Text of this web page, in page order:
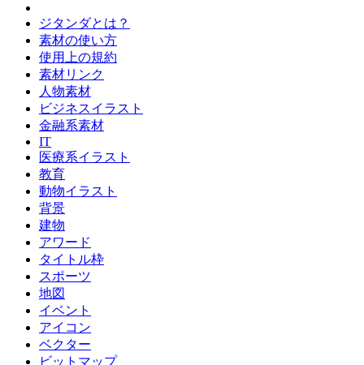
ジタンダとは？
素材の使い方
使用上の規約
素材リンク
人物素材
ビジネスイラスト
金融系素材
IT
医療系イラスト
教育
動物イラスト
背景
建物
アワード
タイトル枠
スポーツ
地図
イベント
アイコン
ベクター
ビットマップ